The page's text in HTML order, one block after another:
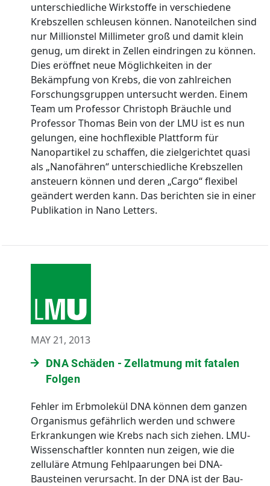
unterschiedliche Wirkstoffe in verschiedene
Krebszellen schleusen können. Nanoteilchen sind
nur Millionstel Millimeter groß und damit klein
genug, um direkt in Zellen eindringen zu können.
Dies eröffnet neue Möglichkeiten in der
Bekämpfung von Krebs, die von zahlreichen
Forschungsgruppen untersucht werden. Einem
Team um Professor Christoph Bräuchle und
Professor Thomas Bein von der LMU ist es nun
gelungen, eine hochflexible Plattform für
Nanopartikel zu schaffen, die zielgerichtet quasi
als „Nanofähren“ unterschiedliche Krebszellen
ansteuern können und deren „Cargo“ flexibel
geändert werden kann. Das berichten sie in einer
Publikation in Nano Letters.
MAY 21, 2013
DNA Schäden - Zellatmung mit fatalen
Folgen
Fehler im Erbmolekül DNA können dem ganzen
Organismus gefährlich werden und schwere
Erkrankungen wie Krebs nach sich ziehen. LMU-
Wissenschaftler konnten nun zeigen, wie die
zelluläre Atmung Fehlpaarungen bei DNA-
Bausteinen verursacht. In der DNA ist der Bau-